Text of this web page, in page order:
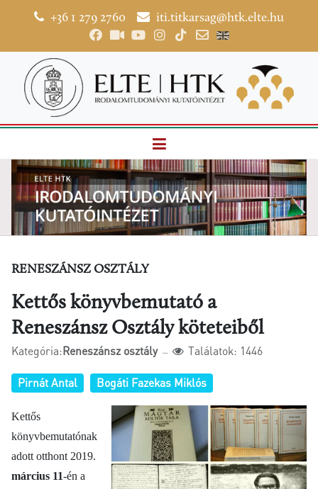
+36 1 279 2760 iti.titkarsag@htk.elte.hu
RENESZÁNSZ OSZTÁLY
Kettős könyvbemutató a
Reneszánsz Osztály köteteiből
Kategória:Reneszánsz osztály Találatok: 1446
Pirnát Antal Bogáti Fazekas Miklós
Kettős
könyvbemutatónak
adott otthont 2019.
március 11-én a